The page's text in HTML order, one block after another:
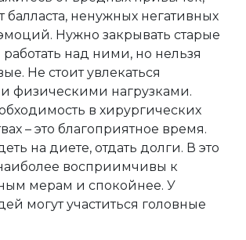
балласта, ненужных негативных
Нужно закрывать старые
над ними, но нельзя
Не стоит увлекаться
физическими нагрузками.
в хирургических
– это благоприятное время.
на диете, отдать долги. В это
восприимчивы к
мерам и спокойнее. У
могут участиться головные